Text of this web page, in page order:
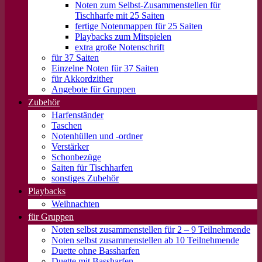
Noten zum Selbst-Zusammenstellen für
Tischharfe mit 25 Saiten
fertige Notenmappen für 25 Saiten
Playbacks zum Mitspielen
extra große Notenschrift
für 37 Saiten
Einzelne Noten für 37 Saiten
für Akkordzither
Angebote für Gruppen
Zubehör
Harfenständer
Taschen
Notenhüllen und -ordner
Verstärker
Schonbezüge
Saiten für Tischharfen
sonstiges Zubehör
Playbacks
Weihnachten
für Gruppen
Noten selbst zusammenstellen für 2 – 9 Teilnehmende
Noten selbst zusammenstellen ab 10 Teilnehmende
Duette ohne Bassharfen